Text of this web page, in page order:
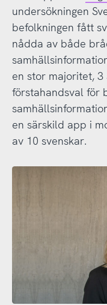
undersökningen
befolkningen fått
nådda av både
en stor majoritet, 3
förstahandsval för
en särskild app i
av 10 svenskar.